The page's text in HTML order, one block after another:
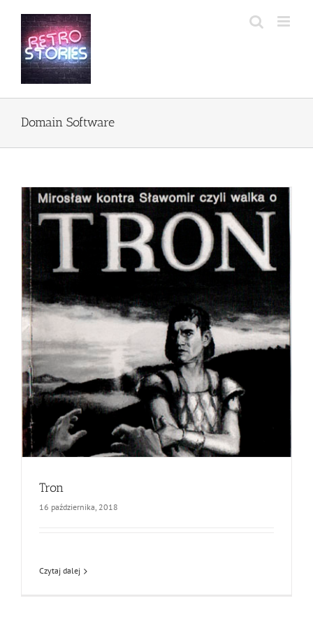
zawartości
Domain Software
Tron
16 października, 2018
Czytaj dalej